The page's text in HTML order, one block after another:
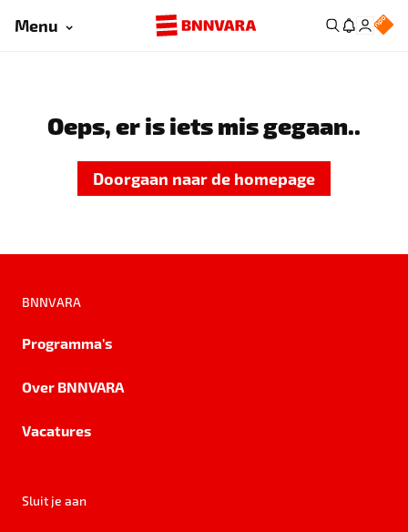
Menu
Oeps, er is iets mis gegaan..
Doorgaan naar de homepage
BNNVARA
Programma's
Over BNNVARA
Vacatures
Sluit je aan